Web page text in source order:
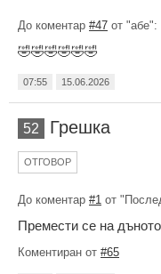
До коментар #47 от "абе":
🤣🤣🤣🤣🤣🤣
07:55 15.06.2026
52 Грешка
ОТГОВОР
До коментар #1 от
Премести се на
Коментиран от #65